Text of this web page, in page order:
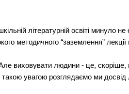
літературній освіті минуло
методичного “заземлення”
виховувати людини - це,
увагою розглядаємо ми